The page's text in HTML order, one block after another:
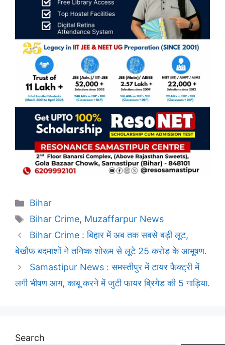
Categories
Bihar
Tags
Bihar Crime, Muzaffarpur News
Bihar Crime : बिहार में अब तक सबसे बड़ी लूट,
बेखौफ बदमाशों ने तनिष्क शोरूम से लूटे 25 करोड़ के आभूषण.
Samastipur News : समस्तीपुर में टायर फैक्ट्री में
लगी भीषण आग, काबू करने में जुटी फायर ब्रिगेड की 5 गाड़िया.
Search